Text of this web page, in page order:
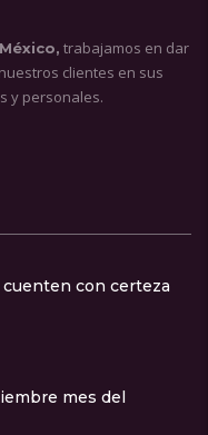
trabajamos en dar
clientes en sus
y personales.
cuenten con certeza
mes del